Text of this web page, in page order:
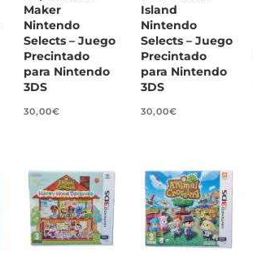
Maker
Nintendo
Selects – Juego
Precintado
para Nintendo
3DS
30,00€
Island
Nintendo
Selects – Juego
Precintado
para Nintendo
3DS
30,00€